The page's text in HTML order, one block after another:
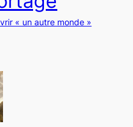
« un autre monde »